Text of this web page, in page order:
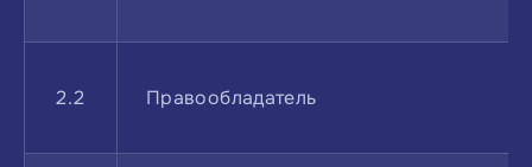
2.2 Правообладатель